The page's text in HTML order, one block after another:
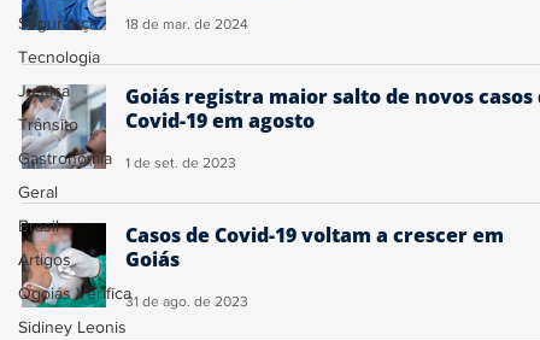
Segurança
Tecnologia
Justiça
Trânsito
Gastronomia
Geral
Brasil
Artigos
Ogoiás Verifica
Sidiney Leonis
18 de mar. de 2024
Goiás registra maior salto de novos casos
Covid-19 em agosto
1 de set. de 2023
Casos de Covid-19 voltam a crescer em
Goiás
31 de ago. de 2023